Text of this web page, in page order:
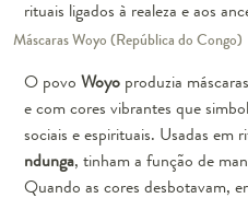
rituais ligados à realeza e aos
Máscaras Woyo (República do Congo)
O povo Woyo produzia
e com cores vibrantes que
sociais e espirituais. Usadas em
ndunga, tinham a função de
Quando as cores desbotavam,